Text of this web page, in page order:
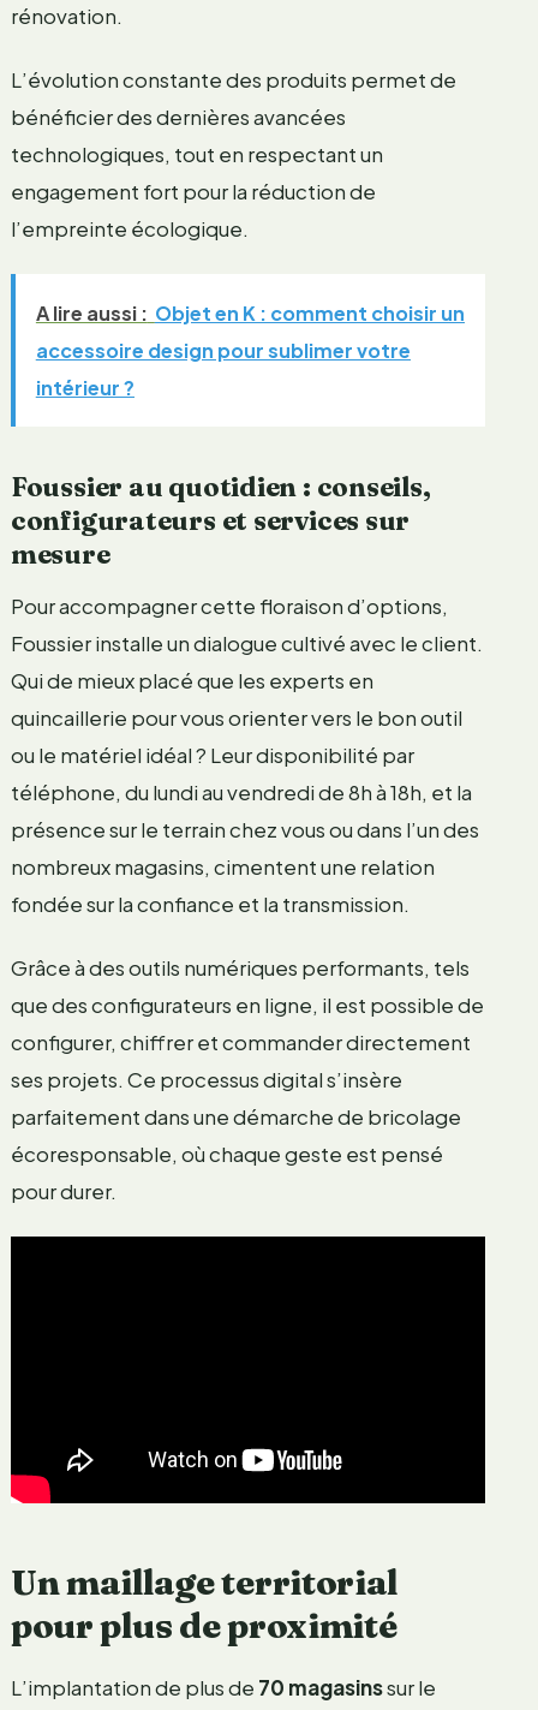
rénovation.
L’évolution constante des produits permet de
bénéficier des dernières avancées
technologiques, tout en respectant un
engagement fort pour la réduction de
l’empreinte écologique.
A lire aussi : Objet en K : comment choisir un
accessoire design pour sublimer votre
intérieur ?
Foussier au quotidien : conseils,
configurateurs et services sur
mesure
Pour accompagner cette floraison d’options,
Foussier installe un dialogue cultivé avec le client.
Qui de mieux placé que les experts en
quincaillerie pour vous orienter vers le bon outil
ou le matériel idéal ? Leur disponibilité par
téléphone, du lundi au vendredi de 8h à 18h, et la
présence sur le terrain chez vous ou dans l’un des
nombreux magasins, cimentent une relation
fondée sur la confiance et la transmission.
Grâce à des outils numériques performants, tels
que des configurateurs en ligne, il est possible de
configurer, chiffrer et commander directement
ses projets. Ce processus digital s’insère
parfaitement dans une démarche de bricolage
écoresponsable, où chaque geste est pensé
pour durer.
Un maillage territorial
pour plus de proximité
L’implantation de plus de 70 magasinssur le